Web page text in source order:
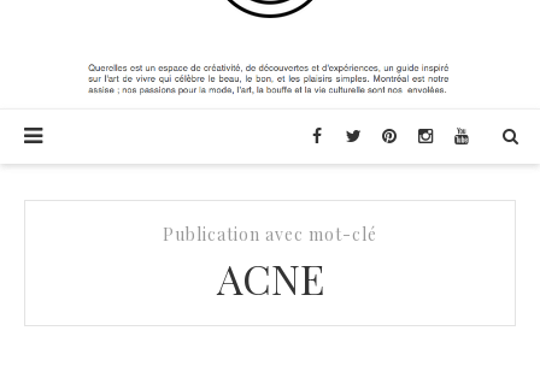
Publication avec mot-clé
ACNE